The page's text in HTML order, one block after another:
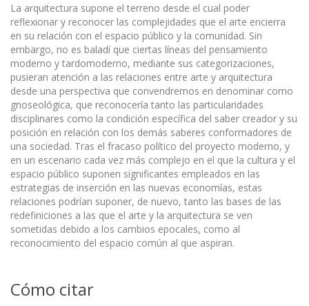
La arquitectura supone el terreno desde el cual poder
reflexionar y reconocer las complejidades que el arte encierra
en su relación con el espacio público y la comunidad. Sin
embargo, no es baladí que ciertas líneas del pensamiento
moderno y tardomoderno, mediante sus categorizaciones,
pusieran atención a las relaciones entre arte y arquitectura
desde una perspectiva que convendremos en denominar como
gnoseológica, que reconocería tanto las particularidades
disciplinares como la condición específica del saber creador y su
posición en relación con los demás saberes conformadores de
una sociedad. Tras el fracaso político del proyecto moderno, y
en un escenario cada vez más complejo en el que la cultura y el
espacio público suponen significantes empleados en las
estrategias de inserción en las nuevas economías, estas
relaciones podrían suponer, de nuevo, tanto las bases de las
redefiniciones a las que el arte y la arquitectura se ven
sometidas debido a los cambios epocales, como al
reconocimiento del espacio común al que aspiran.
Cómo citar